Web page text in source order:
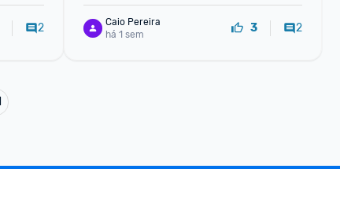
2
Caio Pereira
há 1 sem
3 2